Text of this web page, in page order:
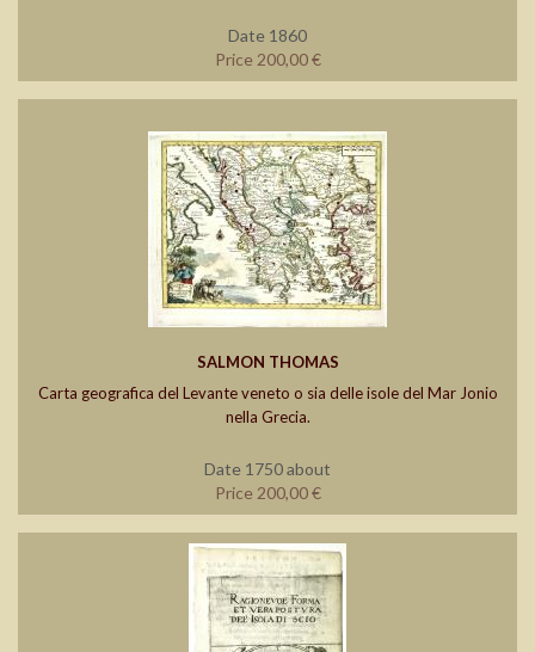
Date 1860
Price 200,00 €
SALMON THOMAS
Carta geografica del Levante veneto o sia delle isole del Mar Jonio
nella Grecia.
Date 1750 about
Price 200,00 €